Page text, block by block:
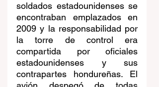
soldados estadounidenses se
encontraban emplazados en
2009 y la responsabilidad por
la torre de control era
compartida por oficiales
estadounidenses y sus
contrapartes hondureñas. El